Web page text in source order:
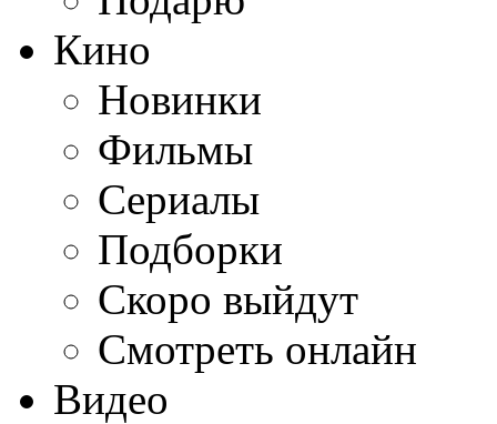
Кино
Новинки
Фильмы
Сериалы
Подборки
Скоро выйдут
Смотреть онлайн
Видео